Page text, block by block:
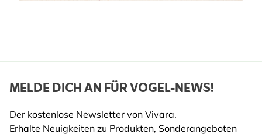
MELDE DICH AN FÜR VOGEL-NEWS!
Der kostenlose Newsletter von Vivara.
Erhalte Neuigkeiten zu Produkten, Sonderangeboten